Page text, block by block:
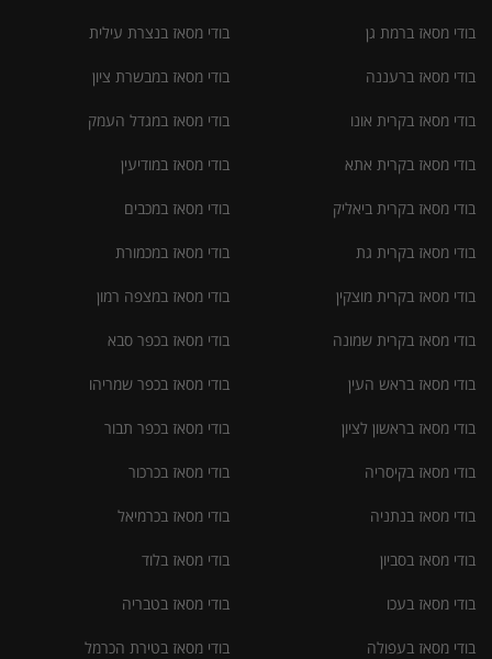
בודי מסאז ברמת גן
בודי מסאז ברעננה
בודי מסאז בקרית אונו
בודי מסאז בקרית אתא
בודי מסאז בקרית ביאליק
בודי מסאז בקרית גת
בודי מסאז בקרית מוצקין
בודי מסאז בקרית שמונה
בודי מסאז בראש העין
בודי מסאז בראשון לציון
בודי מסאז בקיסריה
בודי מסאז בנתניה
בודי מסאז בסביון
בודי מסאז בעכו
בודי מסאז בעפולה
בודי מסאז בנצרת עילית
בודי מסאז במבשרת ציון
בודי מסאז במגדל העמק
בודי מסאז במודיעין
בודי מסאז במכבים
בודי מסאז במכמורת
בודי מסאז במצפה רמון
בודי מסאז בכפר סבא
בודי מסאז בכפר שמריהו
בודי מסאז בכפר תבור
בודי מסאז בכרכור
בודי מסאז בכרמיאל
בודי מסאז בלוד
בודי מסאז בטבריה
בודי מסאז בטירת הכרמל